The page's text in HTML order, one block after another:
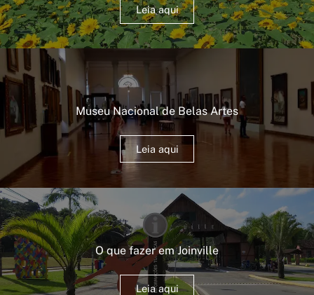
Leia aqui
Museu Nacional de Belas Artes
Leia aqui
O que fazer em Joinville
Leia aqui